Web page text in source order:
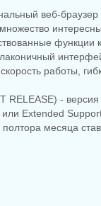
веб-
функции
работы,
RELEASE) -
Extended
месяца